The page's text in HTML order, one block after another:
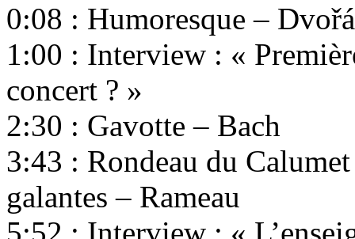
0:08 : Humoresque –
1:00 : Interview : «
concert ? »
2:30 : Gavotte – Bach
3:43 : Rondeau du
galantes – Rameau
5:52 : Interview : «